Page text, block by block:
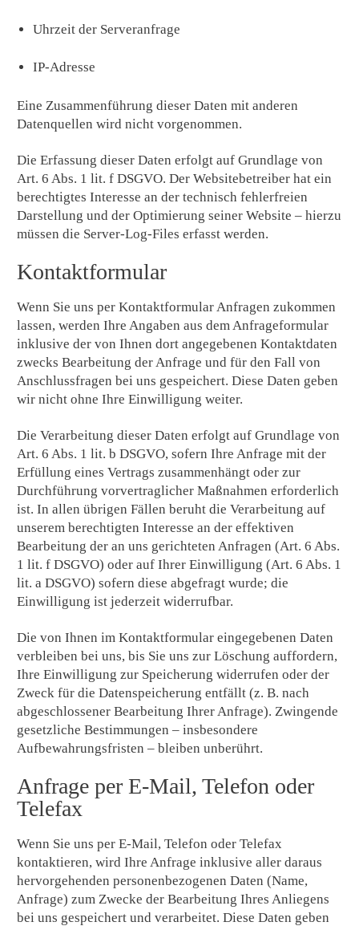
Uhrzeit der Serveranfrage
IP-Adresse
Eine Zusammenführung dieser Daten mit anderen
Datenquellen wird nicht vorgenommen.
Die Erfassung dieser Daten erfolgt auf Grundlage von
Art. 6 Abs. 1 lit. f DSGVO. Der Websitebetreiber hat ein
berechtigtes Interesse an der technisch fehlerfreien
Darstellung und der Optimierung seiner Website – hierzu
müssen die Server-Log-Files erfasst werden.
Kontaktformular
Wenn Sie uns per Kontaktformular Anfragen zukommen
lassen, werden Ihre Angaben aus dem Anfrageformular
inklusive der von Ihnen dort angegebenen Kontaktdaten
zwecks Bearbeitung der Anfrage und für den Fall von
Anschlussfragen bei uns gespeichert. Diese Daten geben
wir nicht ohne Ihre Einwilligung weiter.
Die Verarbeitung dieser Daten erfolgt auf Grundlage von
Art. 6 Abs. 1 lit. b DSGVO, sofern Ihre Anfrage mit der
Erfüllung eines Vertrags zusammenhängt oder zur
Durchführung vorvertraglicher Maßnahmen erforderlich
ist. In allen übrigen Fällen beruht die Verarbeitung auf
unserem berechtigten Interesse an der effektiven
Bearbeitung der an uns gerichteten Anfragen (Art. 6 Abs.
1 lit. f DSGVO) oder auf Ihrer Einwilligung (Art. 6 Abs. 1
lit. a DSGVO) sofern diese abgefragt wurde; die
Einwilligung ist jederzeit widerrufbar.
Die von Ihnen im Kontaktformular eingegebenen Daten
verbleiben bei uns, bis Sie uns zur Löschung auffordern,
Ihre Einwilligung zur Speicherung widerrufen oder der
Zweck für die Datenspeicherung entfällt (z. B. nach
abgeschlossener Bearbeitung Ihrer Anfrage). Zwingende
gesetzliche Bestimmungen – insbesondere
Aufbewahrungsfristen – bleiben unberührt.
Anfrage per E-Mail, Telefon oder
Telefax
Wenn Sie uns per E-Mail, Telefon oder Telefax
kontaktieren, wird Ihre Anfrage inklusive aller daraus
hervorgehenden personenbezogenen Daten (Name,
Anfrage) zum Zwecke der Bearbeitung Ihres Anliegens
bei uns gespeichert und verarbeitet. Diese Daten geben